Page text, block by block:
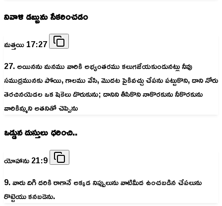
నివాళి డబ్బును సేకరించడం
మత్తయి 17:27
27. అయినను మనము వారికి అభ్యంతరము కలుగజేయకుండునట్లు నీవు
సముద్రమునకు పోయి, గాలము వేసి, మొదట పైకివచ్చు చేపను పట్టుకొని, దాని నోరు
తెరచినయెడల ఒక షెకెలు దొరుకును; దానిని తీసికొని నాకొరకును నీకొరకును
వారికిమ్మని అతనితో చెప్పెను
ఒడ్డున దుస్తులు ధరించి..
యోహాను 21:9
9. వారు దిగి దరికి రాగానే అక్కడ నిప్పులును వాటిమీద ఉంచబడిన చేపలును
రొట్టెయు కనబడెను.